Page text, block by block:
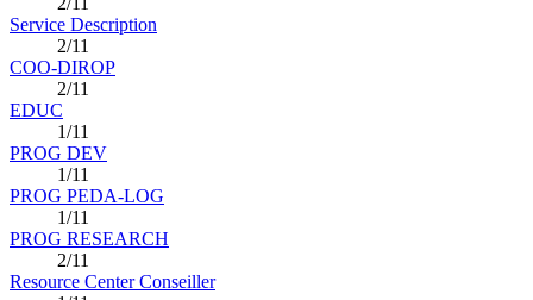
Service Description
2/11
COO-DIROP
2/11
EDUC
1/11
PROG DEV
1/11
PROG PEDA-LOG
1/11
PROG RESEARCH
2/11
Resource Center Conseiller